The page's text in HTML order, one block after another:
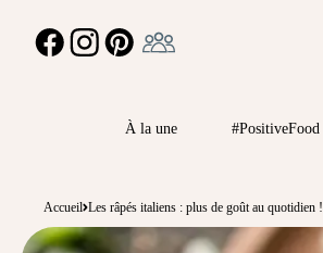
FACEBOOKINSTAGRAMPINTEREST
À la une #PositiveFood
Accueil Les râpés italiens : plus de goût au quotidien !